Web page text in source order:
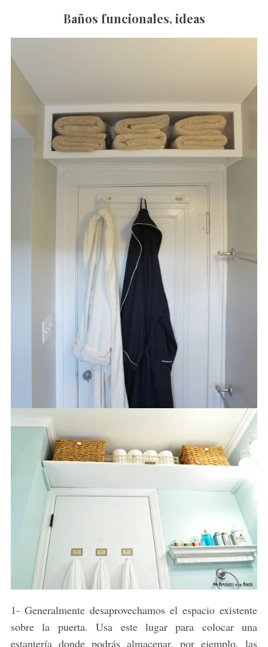
Baños funcionales, ideas
1- Generalmente desaprovechamos el espacio existente
sobre la puerta. Usa este lugar para colocar una
estantería donde podrás almacenar, por ejemplo, las